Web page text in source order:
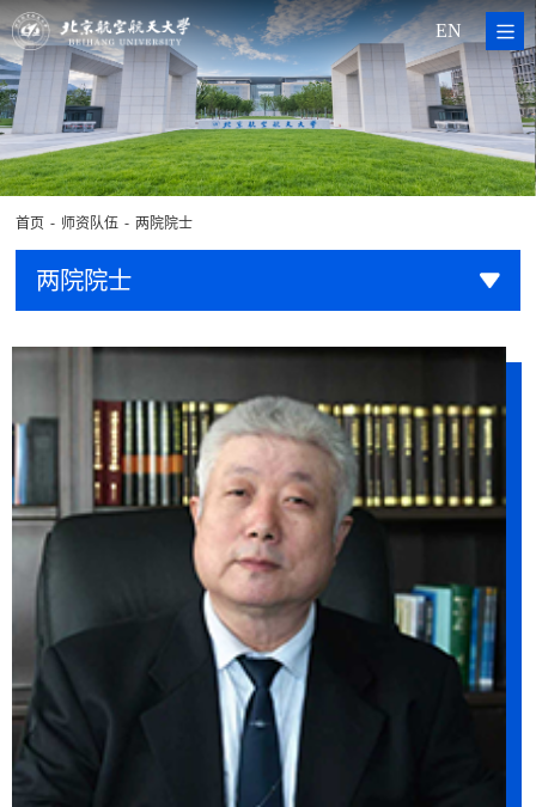
EN
首页 - 师资队伍 - 两院院士
两院院士